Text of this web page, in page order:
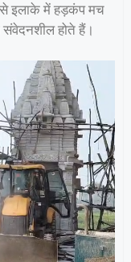
से इलाके में हड़कंप मच
संवेदनशील होते हैं।